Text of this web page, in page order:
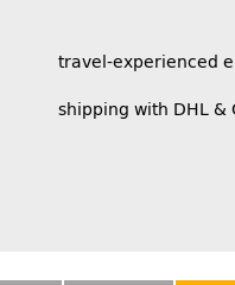
travel-experienced
shipping with DHL &